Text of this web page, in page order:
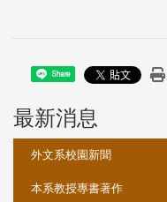
Share
最新消息
外文系校園新聞
本系教授專書著作